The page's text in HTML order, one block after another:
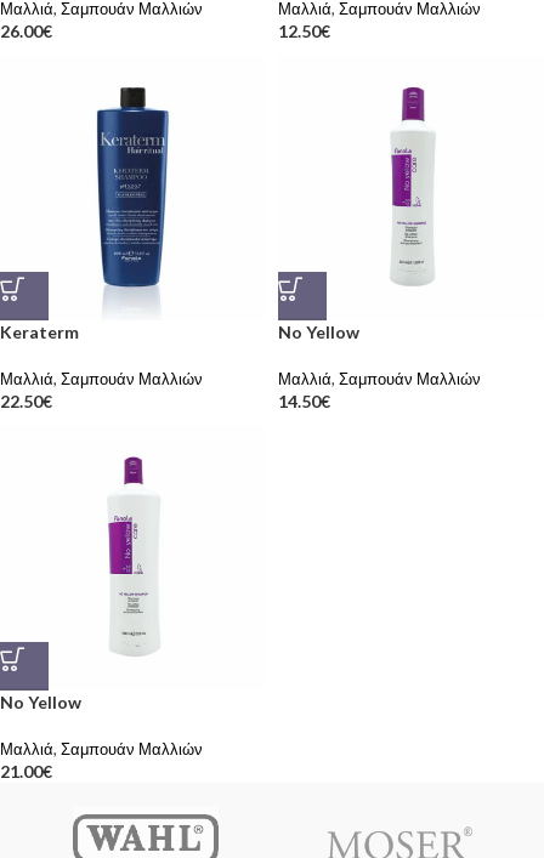
Μαλλιά, Σαμπουάν Μαλλιών
26.00€
Μαλλιά, Σαμπουάν Μαλλιών
12.50€
Keraterm
Μαλλιά, Σαμπουάν Μαλλιών
22.50€
No Yellow
Μαλλιά, Σαμπουάν Μαλλιών
14.50€
No Yellow
Μαλλιά, Σαμπουάν Μαλλιών
21.00€